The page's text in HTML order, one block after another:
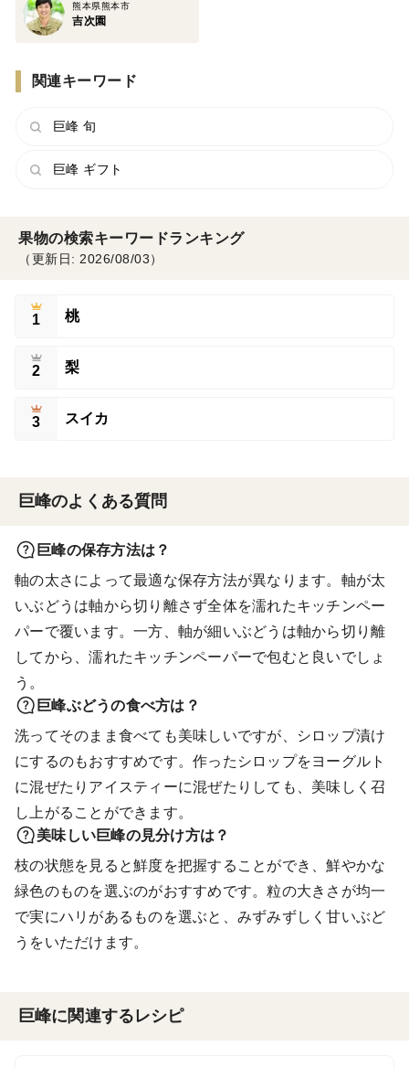
熊本県熊本市
吉次園
関連キーワード
巨峰 旬
巨峰 ギフト
果物の検索キーワードランキング
（更新日: 2026/08/03）
1 桃
2 梨
3 スイカ
巨峰のよくある質問
巨峰の保存方法は？
軸の太さによって最適な保存方法が異なります。軸が太
いぶどうは軸から切り離さず全体を濡れたキッチンペー
パーで覆います。一方、軸が細いぶどうは軸から切り離
してから、濡れたキッチンペーパーで包むと良いでしょ
う。
巨峰ぶどうの食べ方は？
洗ってそのまま食べても美味しいですが、シロップ漬け
にするのもおすすめです。作ったシロップをヨーグルト
に混ぜたりアイスティーに混ぜたりしても、美味しく召
し上がることができます。
美味しい巨峰の見分け方は？
枝の状態を見ると鮮度を把握することができ、鮮やかな
緑色のものを選ぶのがおすすめです。粒の大きさが均一
で実にハリがあるものを選ぶと、みずみずしく甘いぶど
うをいただけます。
巨峰に関連するレシピ